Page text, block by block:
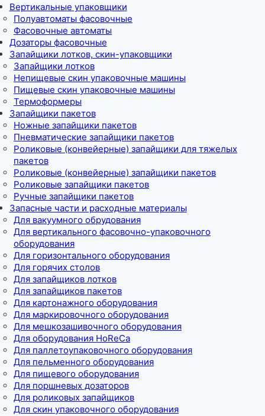
Вертикальные упаковщики
Полуавтоматы фасовочные
Фасовочные автоматы
Дозаторы фасовочные
Запайщики лотков, скин-упаковщики
Запайщики лотков
Непищевые скин упаковочные машины
Пищевые скин упаковочные машины
Термоформеры
Запайщики пакетов
Ножные запайщики пакетов
Пневматические запайщики пакетов
Роликовые (конвейерные) запайщики для тяжелых
пакетов
Роликовые (конвейерные) запайщики пакетов
Роликовые запайщики пакетов
Ручные запайщики пакетов
Запасные части и расходные материалы
Для вакуумного обрудования
Для вертикального фасовочно-упаковочного
оборудования
Для горизонтального оборудования
Для горячих столов
Для запайщиков лотков
Для запайщиков пакетов
Для картонажного оборудования
Для маркировочного оборудования
Для мешкозашивочного оборудования
Для оборудования HoReCa
Для паллетоупаковочного оборудования
Для пельменного оборудования
Для пищевого оборудования
Для поршневых дозаторов
Для роликовых запайщиков
Для скин упаковочного оборудования